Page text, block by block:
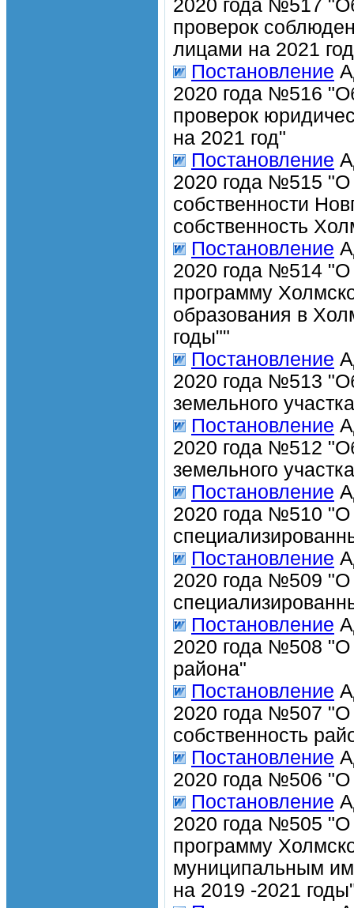
2020 года №517
проверок
лицами на 2021
Постановление
2020 года №516
проверок
на 2021 год"
Постановление
2020 года №515 "О
собственности
собственность
Постановление
2020 года №514 "О
программу
образования в
годы""
Постановление
2020 года №513
земельного
Постановление
2020 года №512
земельного
Постановление
2020 года №510
Постановление
2020 года №509
Постановление
2020 года №508 "О
района"
Постановление
2020 года №507 "О
собственность
Постановление
2020 года №506
Постановление
2020 года №505 "О
программу
муниципальным
на 2019 -2021